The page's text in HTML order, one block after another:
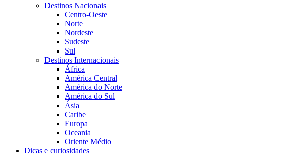
Destinos Nacionais
Centro-Oeste
Norte
Nordeste
Sudeste
Sul
Destinos Internacionais
África
América Central
América do Norte
América do Sul
Ásia
Caribe
Europa
Oceania
Oriente Médio
Dicas e curiosidades